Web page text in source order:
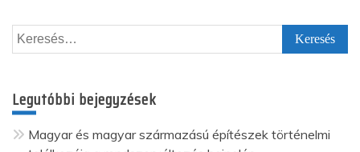
lapozása
Keresés:
Legutóbbi bejegyzések
Magyar és magyar származású építészek történelmi